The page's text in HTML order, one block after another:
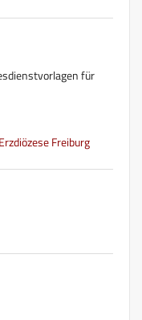
für
Freiburg